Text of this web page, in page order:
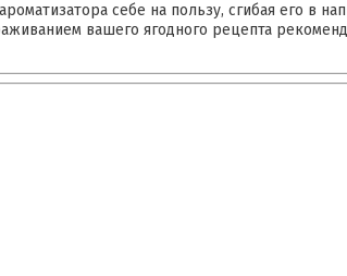
себе на пользу, сгибая его в
вашего ягодного рецепта